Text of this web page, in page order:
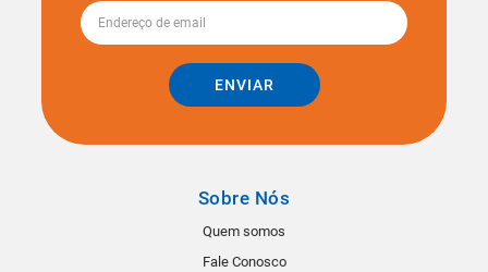
ENVIAR
Sobre Nós
Quem somos
Fale Conosco